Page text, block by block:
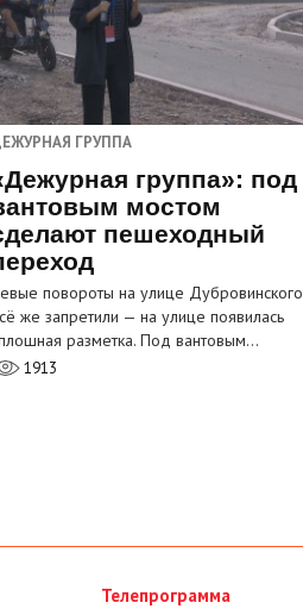
ГРУППА
группа»: под
мостом
пешеходный
повороты на улице Дубровинского
же запретили — на улице появилась
разметка. Под вантовым…
1913
Телепрограмма